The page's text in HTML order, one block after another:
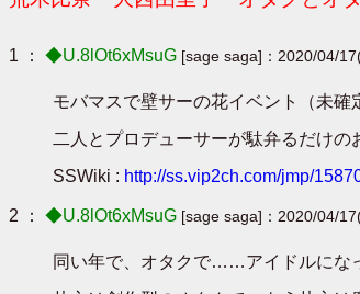
1 ： ◆U.8lOt6xMsuG [sage saga]：2020/04/
モバマスで壁サーの花イベント（未
二人とプロデューサーが駄弁るだけの
SSWiki : http://ss.vip2ch.com/jmp/
2 ： ◆U.8lOt6xMsuG [sage saga]：2020/04/
同い年で、オタクで……アイドルにな